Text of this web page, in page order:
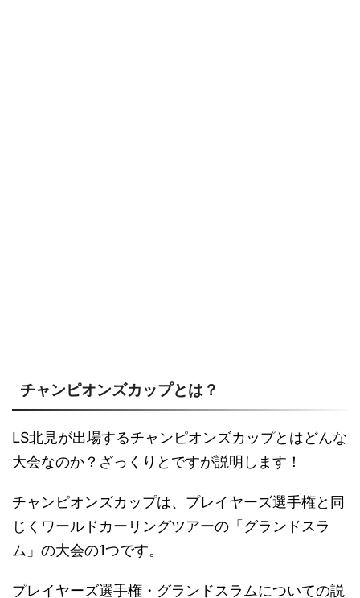
チャンピオンズカップとは？
LS北見が出場するチャンピオンズカップとはどんな
大会なのか？ざっくりとですが説明します！
チャンピオンズカップは、プレイヤーズ選手権と同
じくワールドカーリングツアーの「グランドスラ
ム」の大会の1つです。
プレイヤーズ選手権・グランドスラムについての説